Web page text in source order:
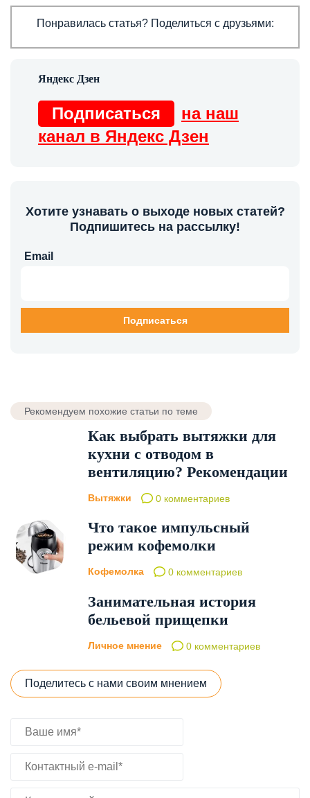
Понравилась статья? Поделиться с друзьями:
Подписаться
на наш
канал в Яндекс Дзен
Хотите узнавать о выходе новых статей?
Подпишитесь на рассылку!
Email
Рекомендуем похожие статьи по теме
Как выбрать вытяжки для
кухни с отводом в
вентиляцию? Рекомендации
Вытяжки 0 комментариев
Что такое импульсный
режим кофемолки
Кофемолка 0 комментариев
Занимательная история
бельевой прищепки
Личное мнение 0 комментариев
Поделитесь с нами своим мнением